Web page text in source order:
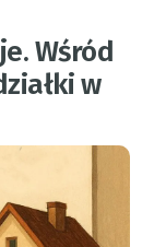
Wśród
w